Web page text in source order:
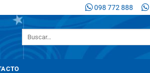
098 772 888